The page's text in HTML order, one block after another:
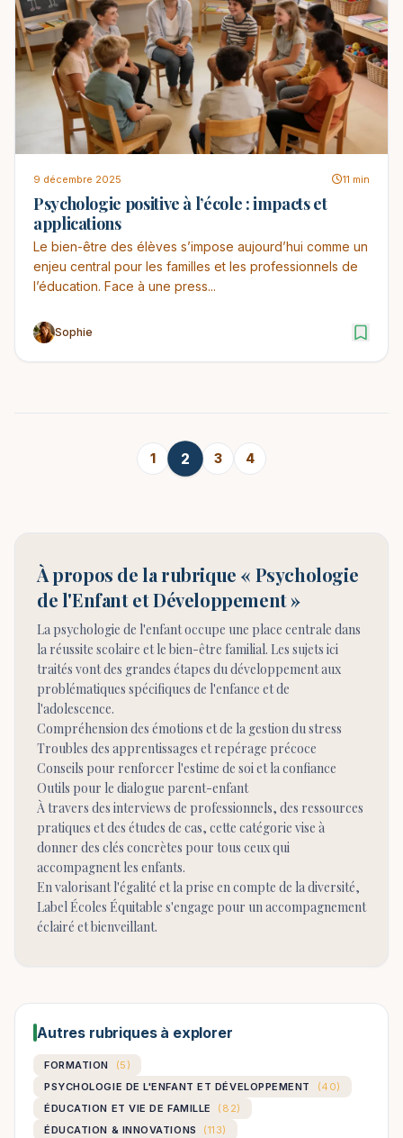
9 décembre 2025 11 min
Psychologie positive à l’école : impacts et
applications
Le bien-être des élèves s’impose aujourd’hui comme un
enjeu central pour les familles et les professionnels de
l’éducation. Face à une press...
Sophie
1 2 3 4
À propos de la rubrique « Psychologie
de l'Enfant et Développement »
La psychologie de l'enfant occupe une place centrale dans
la réussite scolaire et le bien-être familial. Les sujets ici
traités vont des grandes étapes du développement aux
problématiques spécifiques de l'enfance et de
l'adolescence.
Compréhension des émotions et de la gestion du stress
Troubles des apprentissages et repérage précoce
Conseils pour renforcer l'estime de soi et la confiance
Outils pour le dialogue parent-enfant
À travers des interviews de professionnels, des ressources
pratiques et des études de cas, cette catégorie vise à
donner des clés concrètes pour tous ceux qui
accompagnent les enfants.
En valorisant l'égalité et la prise en compte de la diversité,
Label Écoles Équitable s'engage pour un accompagnement
éclairé et bienveillant.
Autres rubriques à explorer
FORMATION
(5)
PSYCHOLOGIE DE L'ENFANT ET DÉVELOPPEMENT
(40)
ÉDUCATION ET VIE DE FAMILLE
(82)
ÉDUCATION & INNOVATIONS
(113)